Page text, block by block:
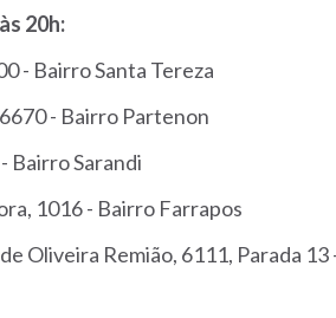
20h:
- Bairro Santa Tereza
- Bairro Partenon
Bairro Sarandi
1016 - Bairro Farrapos
Oliveira Remião, 6111, Parada